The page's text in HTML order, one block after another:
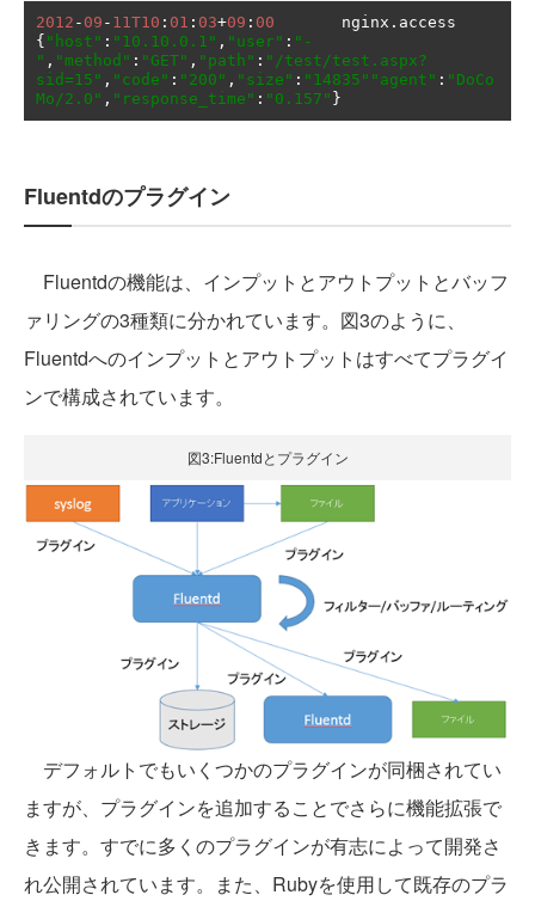
2012 - 09 - 11T10 : 01 : 03+09 : 00
       nginx
.
{ "host" : "10.10.0.1" , "user" : "-
" , "method" : "GET" , "path" : "/test/test.aspx?
sid=15" , "code" : "200" , "size" : "14835""agent" : "DoCo
Mo/2.0" , "response_time" : "0.157" }
Fluentdのプラグイン
Fluentdの機能は、インプットとアウトプットとバッフ
ァリングの3種類に分かれています。図3のように、
Fluentdへのインプットとアウトプットはすべてプラグイ
ンで構成されています。
図3:Fluentdとプラグイン
デフォルトでもいくつかのプラグインが同梱されてい
ますが、プラグインを追加することでさらに機能拡張で
きます。すでに多くのプラグインが有志によって開発さ
れ公開されています。また、Rubyを使用して既存のプラ